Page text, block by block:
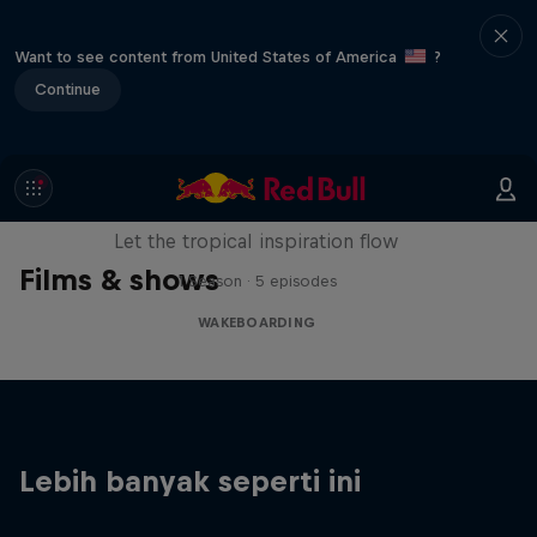
Want to see content from United States of America
?
Continue
Films & shows
Wakecation: Panama
Let the tropical inspiration flow
1 Season · 5 episodes
WAKEBOARDING
Lebih banyak seperti ini